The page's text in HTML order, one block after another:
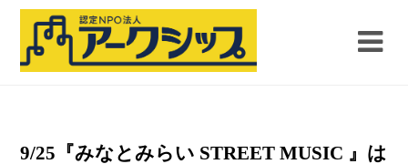
9/25『みなとみらい STREET MUSIC 』は